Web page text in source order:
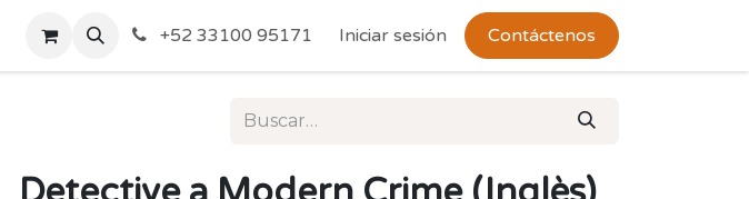
Politicas de Envío y Devoluciones
+52 33100 95171 Iniciar sesión Contáctenos